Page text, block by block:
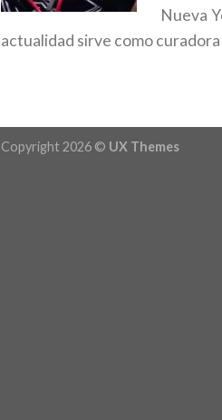
Nueva
actualidad sirve como
Copyright 2026 © UX Themes